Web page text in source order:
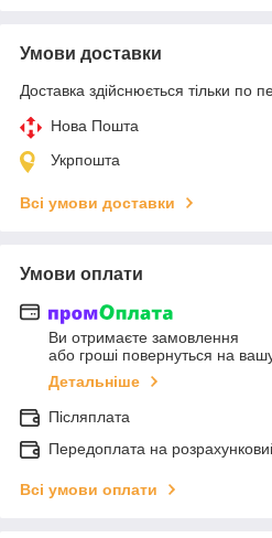
Умови доставки
Доставка здійснюється тільки по
Нова Пошта
Укрпошта
Всі умови доставки
Умови оплати
Ви отримаєте замовлення
або гроші повернуться на
Детальніше
Післяплата
Передоплата на
Всі умови оплати